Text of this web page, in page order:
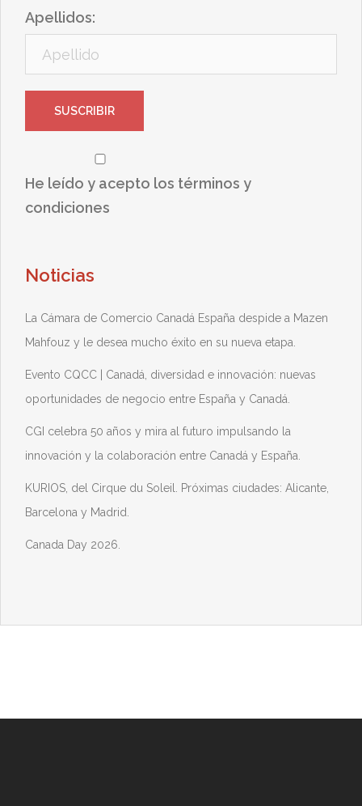
Apellidos:
He leído y acepto los términos y
condiciones
Noticias
La Cámara de Comercio Canadá España despide a Mazen
Mahfouz y le desea mucho éxito en su nueva etapa.
Evento CQCC | Canadá, diversidad e innovación: nuevas
oportunidades de negocio entre España y Canadá.
CGI celebra 50 años y mira al futuro impulsando la
innovación y la colaboración entre Canadá y España.
KURIOS, del Cirque du Soleil. Próximas ciudades: Alicante,
Barcelona y Madrid.
Canada Day 2026.